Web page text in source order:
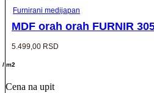
Furnirani medijapan
MDF orah orah FURNIR
5.499,00 RSD
/ m2
Cena na upit